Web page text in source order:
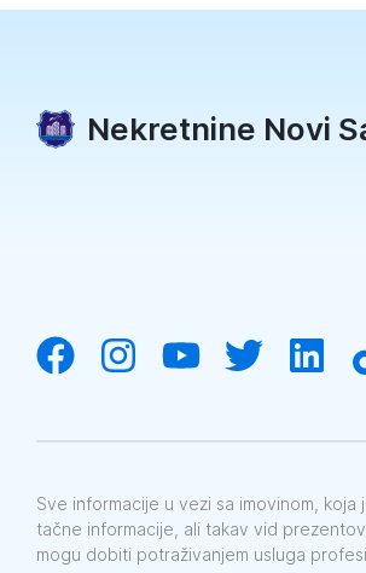
Nekretnine Novi
Sve informacije u vezi sa imovinom,
tačne informacije, ali takav vid
mogu dobiti potraživanjem usluga